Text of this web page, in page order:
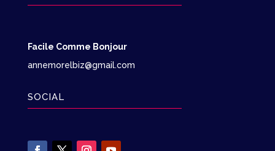
Facile Comme Bonjour
annemorelbiz@gmail.com
SOCIAL